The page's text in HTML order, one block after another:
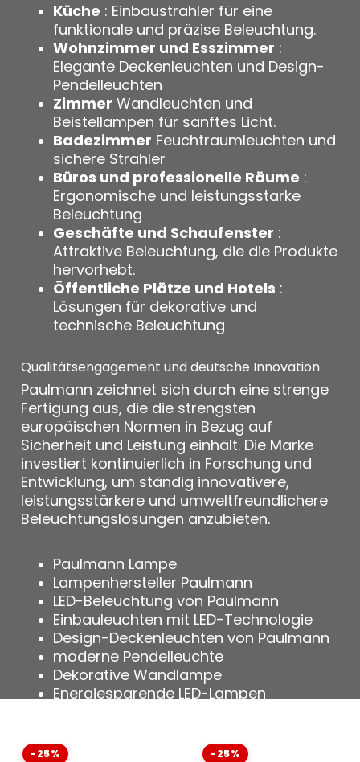
Küche : Einbaustrahler für eine
funktionale und präzise Beleuchtung.
Wohnzimmer und Esszimmer :
Elegante Deckenleuchten und Design-
Pendelleuchten
Zimmer Wandleuchten und
Beistellampen für sanftes Licht.
Badezimmer Feuchtraumleuchten und
sichere Strahler
Büros und professionelle Räume :
Ergonomische und leistungsstarke
Beleuchtung
Geschäfte und Schaufenster :
Attraktive Beleuchtung, die die Produkte
hervorhebt.
Öffentliche Plätze und Hotels :
Lösungen für dekorative und
technische Beleuchtung
Qualitätsengagement und deutsche Innovation
Paulmann zeichnet sich durch eine strenge
Fertigung aus, die die strengsten
europäischen Normen in Bezug auf
Sicherheit und Leistung einhält. Die Marke
investiert kontinuierlich in Forschung und
Entwicklung, um ständig innovativere,
leistungsstärkere und umweltfreundlichere
Beleuchtungslösungen anzubieten.
Paulmann Lampe
Lampenhersteller Paulmann
LED-Beleuchtung von Paulmann
Einbauleuchten mit LED-Technologie
Design-Deckenleuchten von Paulmann
moderne Pendelleuchte
Dekorative Wandlampe
Energiesparende LED-Lampen
modulares Beleuchtungssystem
-25% -25%